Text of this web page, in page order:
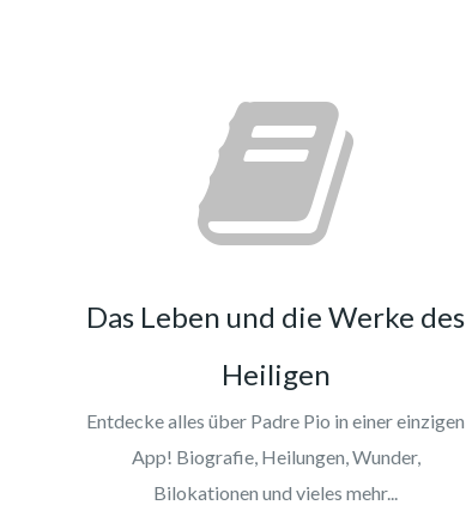
Das Leben und die Werke des
Heiligen
Entdecke alles über Padre Pio in einer einzigen
App! Biografie, Heilungen, Wunder,
Bilokationen und vieles mehr...